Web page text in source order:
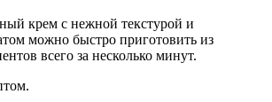
крем с нежной текстурой и
можно быстро приготовить из
всего за несколько минут.